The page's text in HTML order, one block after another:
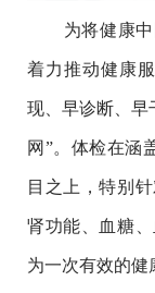
为将健康
着力推动健康
现、早诊断、早
网”。体检在涵
目之上，特别
肾功能、血糖
为一次有效的健